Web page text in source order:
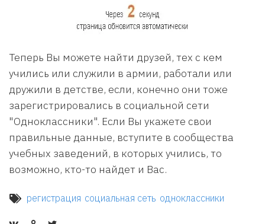
Теперь Вы можете найти друзей, тех с кем
учились или служили в армии, работали или
дружили в детстве, если, конечно они тоже
зарегистрировались в социальной сети
"Одноклассники". Если Вы укажете свои
правильные данные, вступите в сообщества
учебных заведений, в которых учились, то
возможно, кто-то найдет и Вас.
регистрация социальная сеть одноклассники